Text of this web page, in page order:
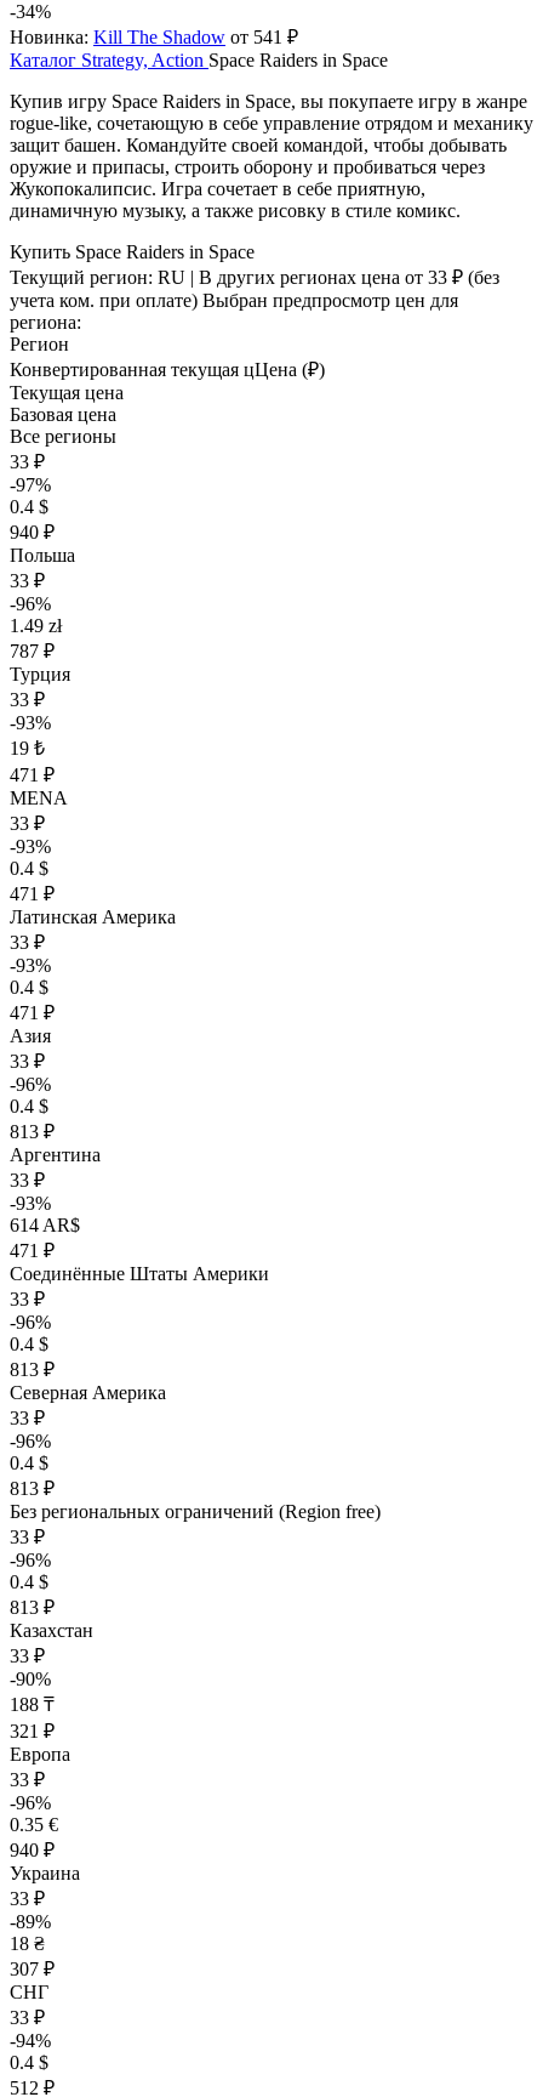
-34%
Новинка: Kill The Shadow от 541 ₽
Каталог Strategy, Action Space Raiders in Space
Купив игру Space Raiders in Space, вы покупаете игру в жанре
rogue-like, сочетающую в себе управление отрядом и механику
защит башен. Командуйте своей командой, чтобы добывать
оружие и припасы, строить оборону и пробиваться через
Жукопокалипсис. Игра сочетает в себе приятную,
динамичную музыку, а также рисовку в стиле комикс.
Купить Space Raiders in Space
Текущий регион: RU | В других регионах цена от 33 ₽ (без
учета ком. при оплате) Выбран предпросмотр цен для
региона:
Регион
Конвертированная текущая цЦена (₽)
Текущая цена
Базовая цена
Все регионы
33 ₽
-97%
0.4 $
940 ₽
Польша
33 ₽
-96%
1.49 zł
787 ₽
Турция
33 ₽
-93%
19 ₺
471 ₽
MENA
33 ₽
-93%
0.4 $
471 ₽
Латинская Америка
33 ₽
-93%
0.4 $
471 ₽
Азия
33 ₽
-96%
0.4 $
813 ₽
Аргентина
33 ₽
-93%
614 AR$
471 ₽
Соединённые Штаты Америки
33 ₽
-96%
0.4 $
813 ₽
Северная Америка
33 ₽
-96%
0.4 $
813 ₽
Без региональных ограничений (Region free)
33 ₽
-96%
0.4 $
813 ₽
Казахстан
33 ₽
-90%
188 ₸
321 ₽
Европа
33 ₽
-96%
0.35 €
940 ₽
Украина
33 ₽
-89%
18 ₴
307 ₽
СНГ
33 ₽
-94%
0.4 $
512 ₽